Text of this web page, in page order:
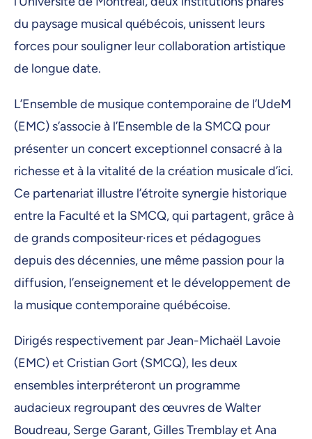
du paysage musical québécois, unissent leurs
forces pour souligner leur collaboration artistique
de longue date.
L’Ensemble de musique contemporaine de l’UdeM
(EMC) s’associe à l’Ensemble de la SMCQ pour
présenter un concert exceptionnel consacré à la
richesse et à la vitalité de la création musicale d’ici.
Ce partenariat illustre l’étroite synergie historique
entre la Faculté et la SMCQ, qui partagent, grâce à
de grands compositeur·rices et pédagogues
depuis des décennies, une même passion pour la
diffusion, l’enseignement et le développement de
la musique contemporaine québécoise.
Dirigés respectivement par Jean-Michaël Lavoie
(EMC) et Cristian Gort (SMCQ), les deux
ensembles interpréteront un programme
audacieux regroupant des œuvres de Walter
Boudreau, Serge Garant, Gilles Tremblay et Ana